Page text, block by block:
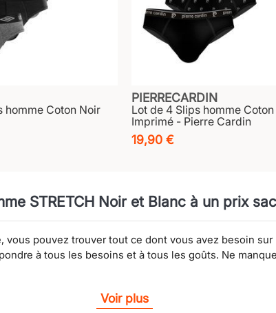
homme Coton Noir
PIERRECARDIN
Lot de 4 Slips homme
Imprimé - Pierre Cardin
19,90 €
STRETCH Noir et Blanc à un prix
vous pouvez trouver tout ce dont vous avez besoin
à tous les besoins et à tous les goûts. Ne
Voir plus